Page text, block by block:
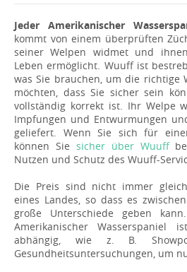
Jeder Amerikanischer
kommt von einem überprüften
seiner Welpen widmet und
Leben ermöglicht. Wuuff ist
was Sie brauchen, um die richtige
möchten, dass Sie sicher sein
vollständig korrekt ist. Ihr Welpe
Impfungen und Entwurmungen
geliefert. Wenn Sie sich für
können Sie sicher über Wuuff
Nutzen und Schutz des Wuuff-
Die Preis sind nicht immer
eines Landes, so dass es
große Unterschiede geben
Amerikanischer Wasserspaniel
abhängig, wie z. B.
Gesundheitsuntersuchungen, um